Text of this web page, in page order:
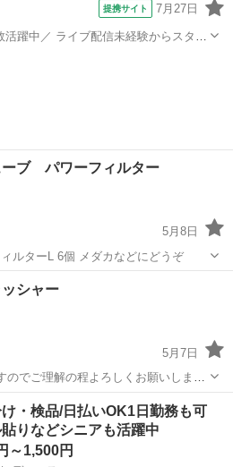
提携サイト 7月27日
経験からスター
ーブ パワーフィルター
5月8日
エアーホース100m スポンジフィルターL 6個 メダカなどにどうぞ
シャー
5月7日
その他 クラッシャー
・検品/日払いOK1日勤務も可
りなどシニアも活躍中
～1,500円